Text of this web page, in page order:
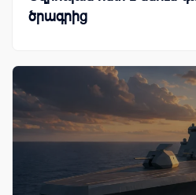
ծրագրից